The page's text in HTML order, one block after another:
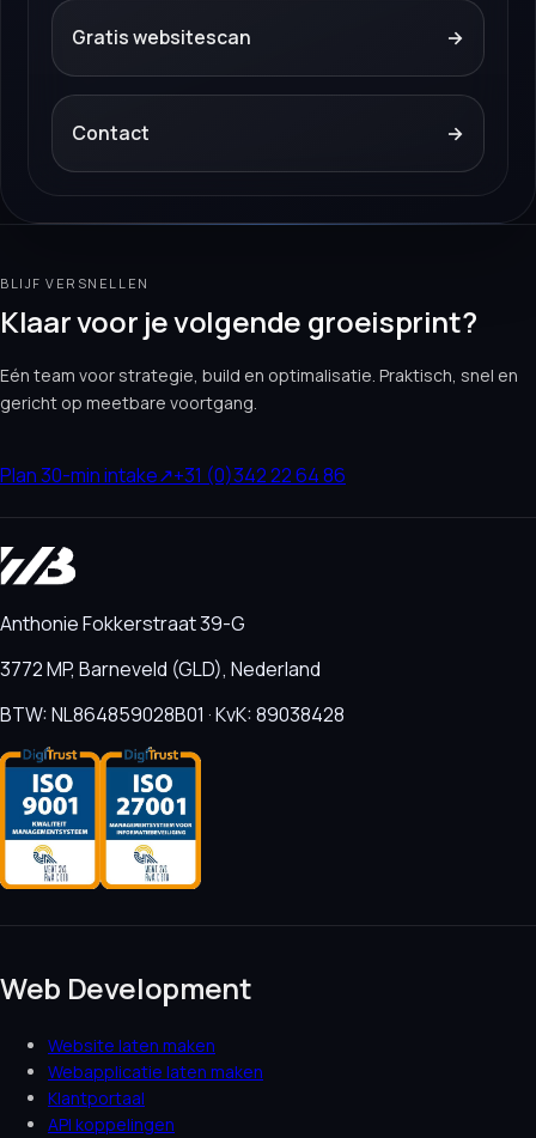
Gratis websitescan →
Contact →
BLIJF VERSNELLEN
Klaar voor je volgende groeisprint?
Eén team voor strategie, build en optimalisatie. Praktisch, snel en
gericht op meetbare voortgang.
Plan 30-min intake↗+31 (0)342 22 64 86
Anthonie Fokkerstraat 39-G
3772 MP, Barneveld (GLD), Nederland
BTW: NL864859028B01 · KvK: 89038428
Web Development
Website laten maken
Webapplicatie laten maken
Klantportaal
API koppelingen